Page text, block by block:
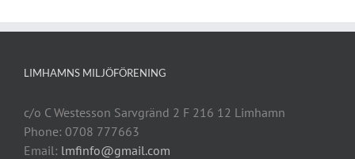
LIMHAMNS MILJÖFÖRENING
c/o C Westesson Sarvgränd 2 F 216 12 Limhamn
Phone: 0708 777663
Email: lmfinfo@gmail.com